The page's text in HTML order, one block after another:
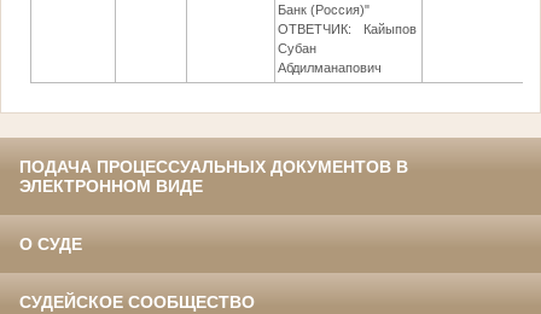
Банк (Россия)"
ОТВЕТЧИК: Кайыпов
Субан
Абдилманапович
ПОДАЧА ПРОЦЕССУАЛЬНЫХ ДОКУМЕНТОВ В
ЭЛЕКТРОННОМ ВИДЕ
О СУДЕ
СУДЕЙСКОЕ СООБЩЕСТВО